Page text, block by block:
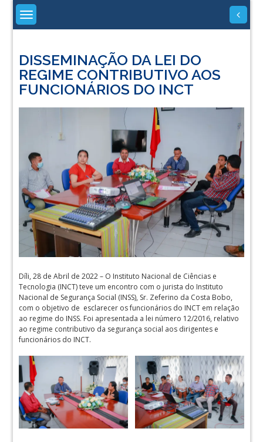
Skip
content
DISSEMINAÇÃO DA LEI DO
REGIME CONTRIBUTIVO AOS
FUNCIONÁRIOS DO INCT
Díli, 28 de Abril de 2022 – O Instituto Nacional de Ciências e
Tecnologia (INCT) teve um encontro com o jurista do Instituto
Nacional de Segurança Social (INSS), Sr. Zeferino da Costa Bobo,
com o objetivo de esclarecer os funcionários do INCT em relação
ao regime do INSS. Foi apresentada a lei número 12/2016, relativo
ao regime contributivo da segurança social aos dirigentes e
funcionários do INCT.